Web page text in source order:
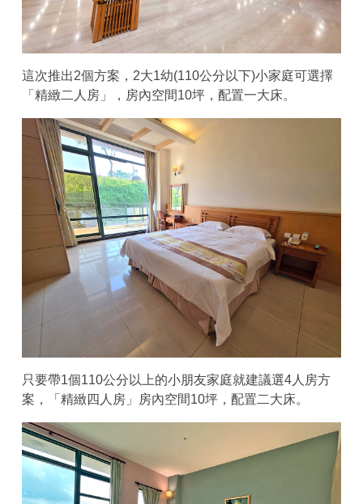
這次推出2個方案，2大1幼(110公分以下)小家庭可選擇
「精緻二人房」，房內空間10坪，配置一大床。
只要帶1個110公分以上的小朋友家庭就建議選4人房方
案，「精緻四人房」房內空間10坪，配置二大床。